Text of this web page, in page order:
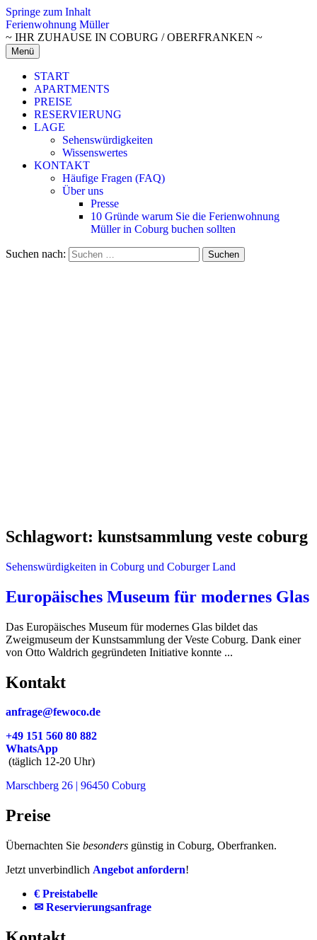
Springe zum Inhalt
Ferienwohnung Müller
~ IHR ZUHAUSE IN COBURG / OBERFRANKEN ~
Menü
START
APARTMENTS
PREISE
RESERVIERUNG
LAGE
Sehenswürdigkeiten
Wissenswertes
KONTAKT
Häufige Fragen (FAQ)
Über uns
Presse
10 Gründe warum Sie die Ferienwohnung
Müller in Coburg buchen sollten
Suchen nach:
Schlagwort: kunstsammlung veste coburg
Sehenswürdigkeiten in Coburg und Coburger Land
Europäisches Museum für modernes Glas
Das Europäisches Museum für modernes Glas bildet das
Zweigmuseum der Kunstsammlung der Veste Coburg. Dank einer
von Otto Waldrich gegründeten Initiative konnte ...
Kontakt
anfrage@fewoco.de
+49 151 560 80 882
WhatsApp
(täglich 12-20 Uhr)
Marschberg 26 | 96450 Coburg
Preise
Übernachten Sie besonders günstig in Coburg, Oberfranken.
Jetzt unverbindlich Angebot anfordern!
€ Preistabelle
✉ Reservierungsanfrage